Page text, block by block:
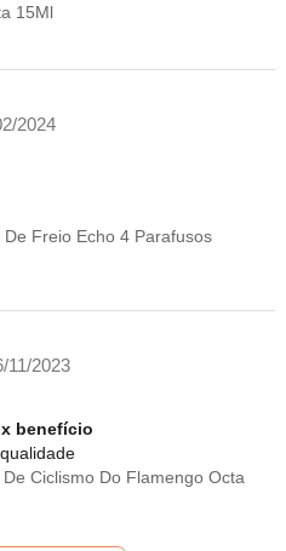
15Ml
2024
De Freio Echo 4 Parafusos
11/2023
benefício
Ciclismo Do Flamengo Octa